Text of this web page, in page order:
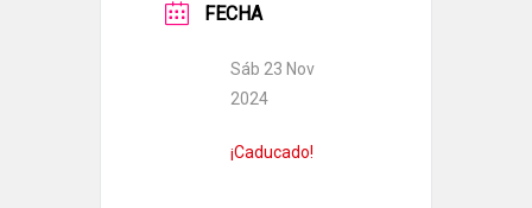
FECHA
Sáb 23 Nov
2024
¡Caducado!